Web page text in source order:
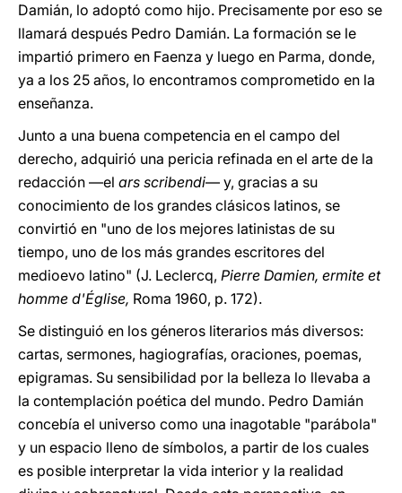
Damián, lo adoptó como hijo. Precisamente por eso se
llamará después Pedro Damián. La formación se le
impartió primero en Faenza y luego en Parma, donde,
ya a los 25 años, lo encontramos comprometido en la
enseñanza.
Junto a una buena competencia en el campo del
derecho, adquirió una pericia refinada en el arte de la
redacción —el ars scribendi— y, gracias a su
conocimiento de los grandes clásicos latinos, se
convirtió en "uno de los mejores latinistas de su
tiempo, uno de los más grandes escritores del
medioevo latino" (J. Leclercq, Pierre Damien, ermite et
homme d'Église, Roma 1960, p. 172).
Se distinguió en los géneros literarios más diversos:
cartas, sermones, hagiografías, oraciones, poemas,
epigramas. Su sensibilidad por la belleza lo llevaba a
la contemplación poética del mundo. Pedro Damián
concebía el universo como una inagotable "parábola"
y un espacio lleno de símbolos, a partir de los cuales
es posible interpretar la vida interior y la realidad